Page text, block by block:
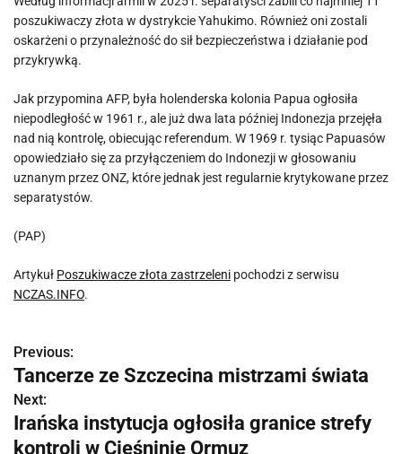
poszukiwaczy złota w dystrykcie Yahukimo. Również oni zostali
oskarżeni o przynależność do sił bezpieczeństwa i działanie pod
przykrywką.
Jak przypomina AFP, była holenderska kolonia Papua ogłosiła
niepodległość w 1961 r., ale już dwa lata później Indonezja przejęła
nad nią kontrolę, obiecując referendum. W 1969 r. tysiąc Papuasów
opowiedziało się za przyłączeniem do Indonezji w głosowaniu
uznanym przez ONZ, które jednak jest regularnie krytykowane przez
separatystów.
(PAP)
Artykuł Poszukiwacze złota zastrzeleni pochodzi z serwisu
NCZAS.INFO.
N
a
w
Previous:
Tancerze ze Szczecina mistrzami świata
Next:
Irańska instytucja ogłosiła granice strefy
kontroli w Cieśninie Ormuz